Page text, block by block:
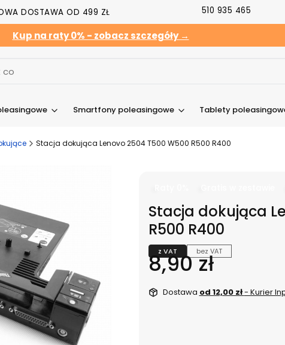
DOSTAWA OD 499 ZŁ 510 935 465
Kup na raty 0% - zobacz szczegóły →
Smartfony poleasingowe Tablety
Stacja dokująca Lenovo 2504 T500 W500 R500 R400
Stacja dokująca
R500 R400
z VAT bez VAT
Cena
8,90 zł
Dostawa od 12,00 zł- Kurier